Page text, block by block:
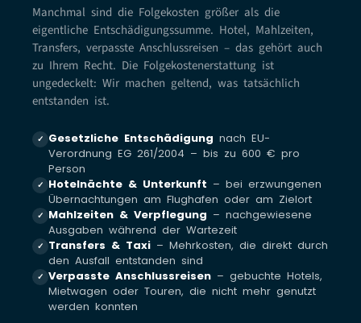
Manchmal sind die Folgekosten größer als die
eigentliche Entschädigungssumme. Hotel, Mahlzeiten,
Transfers, verpasste Anschlussreisen – das gehört auch
zu Ihrem Recht. Die Folgekostenerstattung ist
ungedeckelt: Wir machen geltend, was tatsächlich
entstanden ist.
✓ Gesetzliche Entschädigung nach EU-
Verordnung EG 261/2004 – bis zu 600 € pro
Person
✓ Hotelnächte & Unterkunft – bei erzwungenen
Übernachtungen am Flughafen oder am Zielort
✓ Mahlzeiten & Verpflegung – nachgewiesene
Ausgaben während der Wartezeit
✓ Transfers & Taxi – Mehrkosten, die direkt durch
den Ausfall entstanden sind
✓ Verpasste Anschlussreisen – gebuchte Hotels,
Mietwagen oder Touren, die nicht mehr genutzt
werden konnten